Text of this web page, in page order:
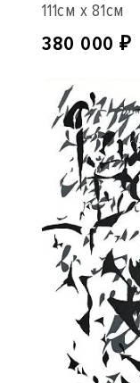
111см x 81см
380 000 ₽